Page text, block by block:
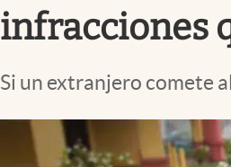
PC y mobile
infracciones
Si un extranjero comete